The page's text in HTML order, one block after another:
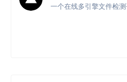
一个在线多引擎文件检